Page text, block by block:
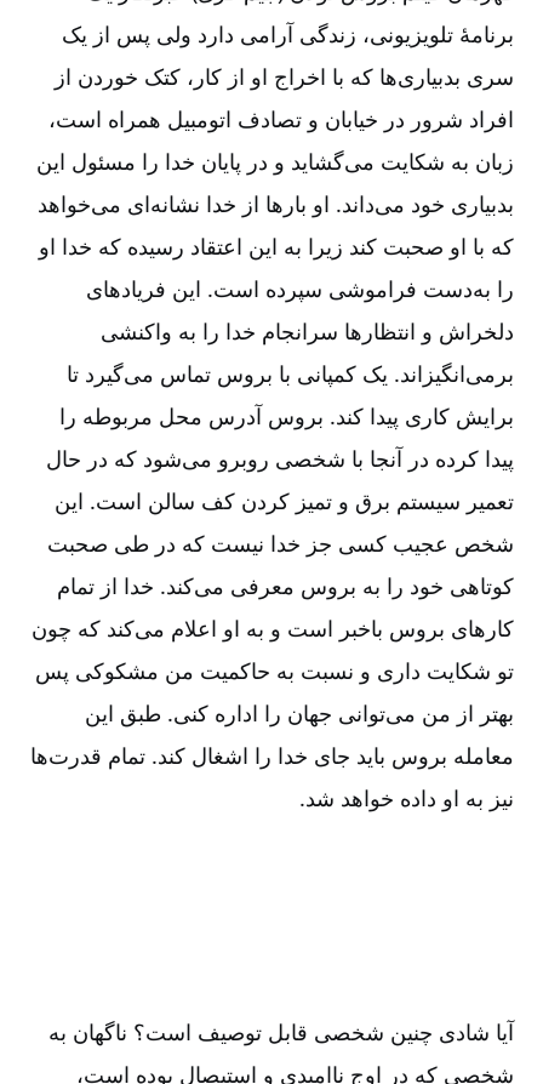
برنامۀ تلویزیونی، زندگی آرامی دارد ولی پس از یک
سری بدبیاری‌ها که با اخراج او از کار، کتک خوردن از
افراد شرور در خیابان و تصادف اتومبیل همراه است،
زبان به شکایت می‌گشاید و در پایان خدا را مسئول این
بدبیاری خود می‌داند. او بارها از خدا نشانه‌ای می‌خواهد
که با او صحبت کند زیرا به این اعتقاد رسیده که خدا او
را به‌دست فراموشی سپرده است. این فریادهای
دلخراش و انتظارها سرانجام خدا را به واکنشی
برمی‌انگیزاند. یک کمپانی با بروس تماس می‌گیرد تا
برایش کاری پیدا کند. بروس آدرس محل مربوطه را
پیدا کرده در آنجا با شخصی روبرو می‌شود که در حال
تعمیر سیستم برق و تمیز کردن کف سالن است. این
شخص عجیب کسی جز خدا نیست که در طی صحبت
کوتاهی خود را به بروس معرفی می‌کند. خدا از تمام
کارهای بروس باخبر است و به او اعلام می‌کند که چون
تو شکایت داری و نسبت به حاکمیت من مشکوکی پس
بهتر از من می‌توانی جهان را اداره کنی. طبق این
معامله بروس باید جای خدا را اشغال کند. تمام قدرت‌ها
نیز به او داده خواهد شد.
آیا شادی چنین شخصی قابل توصیف است؟ ناگهان به
شخصی که در اوج ناامیدی و استیصال بوده است،